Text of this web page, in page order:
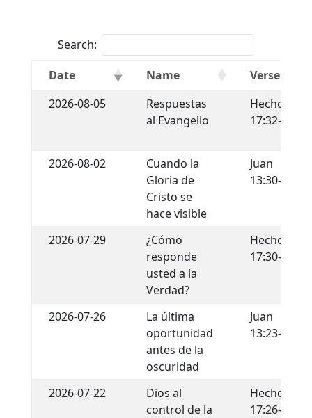
Search:
Date
Name
Verse
2026-08-05
Respuestas
al Evangelio
Hechos
17:32-34
2026-08-02
Cuando la
Gloria de
Cristo se
hace visible
Juan
13:30-35
2026-07-29
¿Cómo
responde
usted a la
Verdad?
Hechos
17:30-31
2026-07-26
La última
oportunidad
antes de la
oscuridad
Juan
13:23-30
2026-07-22
Dios al
control de la
Hechos
17:26-29